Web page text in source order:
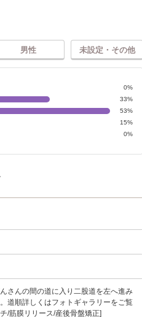
男性 未設定・その他
0%
33%
53%
15%
0%
さんの間の道に入り二股道を左へ進み
道順詳しくはフォトギャラリーをご覧
/筋膜リリース/産後骨盤矯正]